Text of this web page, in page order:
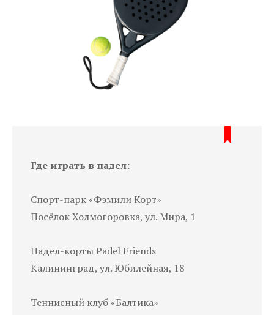
Где играть в падел:
Спорт-парк «Фэмили Корт»
Посёлок Холмогоровка, ул. Мира, 1
Падел-корты Padel Friends
Калининград, ул. Юбилейная, 18
Теннисный клуб «Балтика»